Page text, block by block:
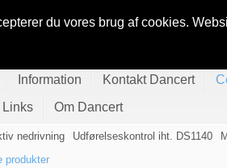
du vores brug af cookies.
Information Kontakt Dancert
nedrivning Udførelseskontrol iht. DS1140
produkter
Links Om Dancert